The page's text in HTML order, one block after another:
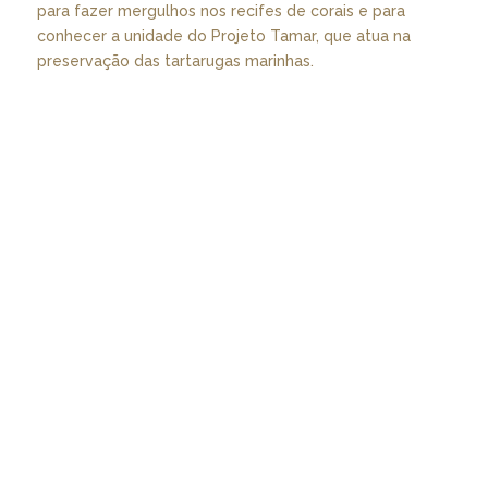
para fazer mergulhos nos recifes de corais e para
conhecer a unidade do Projeto Tamar, que atua na
preservação das tartarugas marinhas.